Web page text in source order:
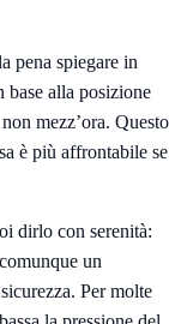
pena spiegare in
alla posizione
mezz’ora. Questo
è più affrontabile se
dirlo con serenità:
un
Per molte